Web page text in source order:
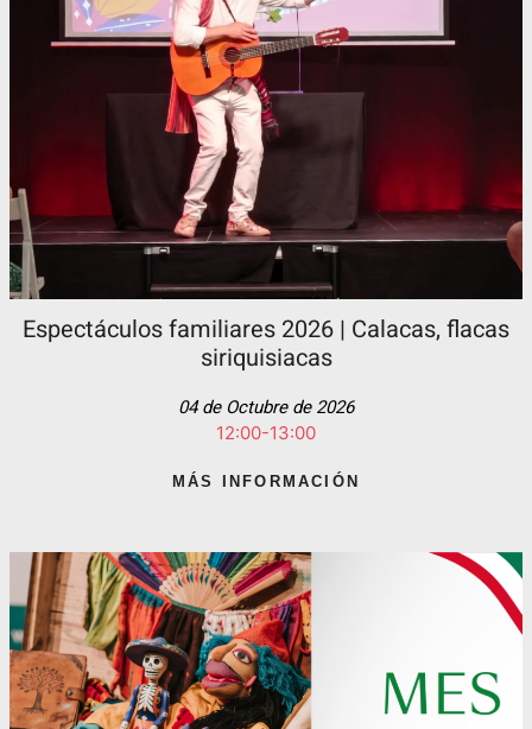
Espectáculos familiares 2026 | Calacas, flacas
siriquisiacas
04 de Octubre de 2026
12:00-13:00
MÁS INFORMACIÓN